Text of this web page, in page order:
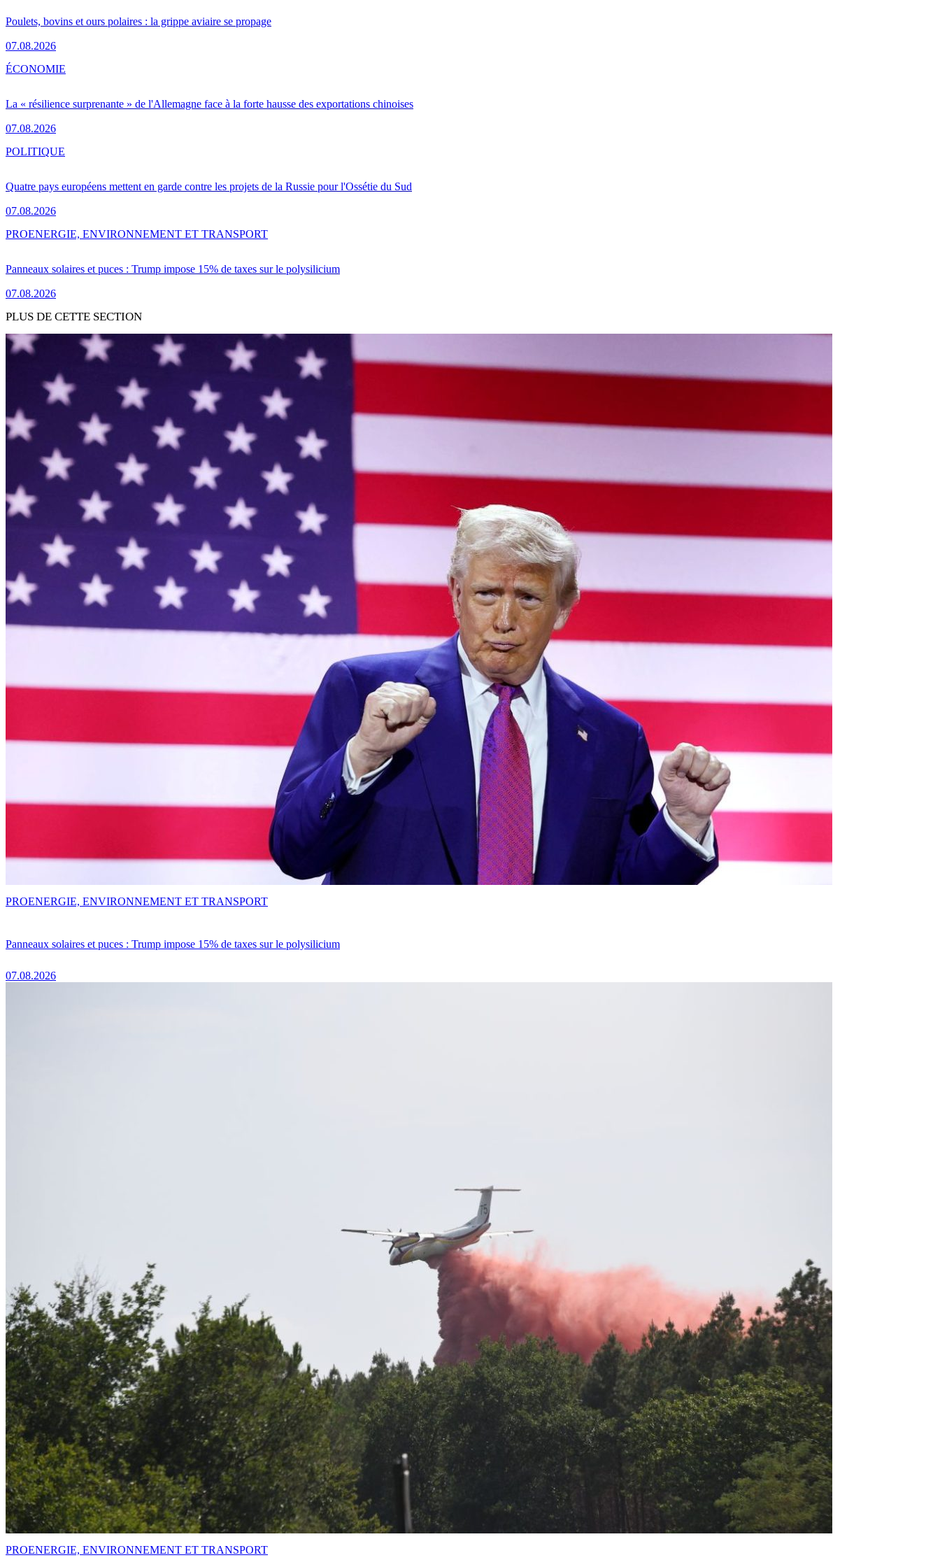
Poulets, bovins et ours polaires : la grippe aviaire se propage
07.08.2026
La « résilience surprenante » de l'Allemagne face à la forte hausse des exportations chinoises
07.08.2026
ÉCONOMIE
Quatre pays européens mettent en garde contre les projets de la Russie pour l'Ossétie du Sud
07.08.2026
POLITIQUE
Panneaux solaires et puces : Trump impose 15% de taxes sur le polysilicium
07.08.2026
PROENERGIE, ENVIRONNEMENT ET TRANSPORT
PLUS DE CETTE SECTION
Panneaux solaires et puces : Trump impose 15% de taxes sur le polysilicium
07.08.2026
PROENERGIE, ENVIRONNEMENT ET TRANSPORT
PROENERGIE, ENVIRONNEMENT ET TRANSPORT